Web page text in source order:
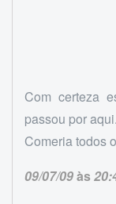
Com certeza
passou por aqui.
Comeria todos
09/07/09às